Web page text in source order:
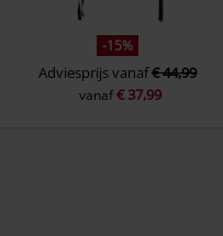
-15%
Adviesprijsvanaf€ 44,99
vanaf€ 37,99